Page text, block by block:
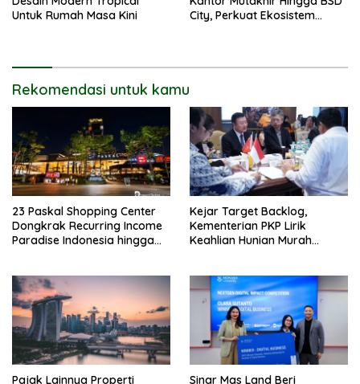
Untuk Rumah Masa Kini
City, Perkuat Ekosistem
Rekomendasi untuk kamu
23 Paskal Shopping Center
Dongkrak Recurring Income
Paradise Indonesia hingga
Kejar Target Backlog,
Kementerian PKP Lirik
Keahlian Hunian Murah
Pajak Lainnya Properti
Sinar Mas Land Beri